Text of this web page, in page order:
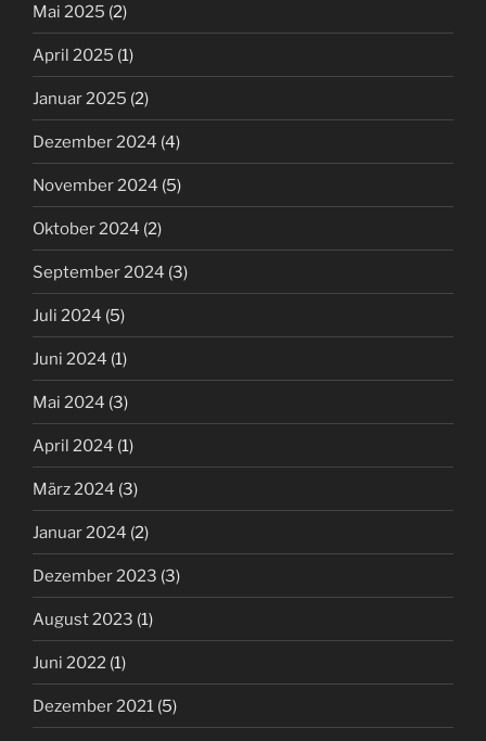
Mai 2025 (2)
April 2025 (1)
Januar 2025 (2)
Dezember 2024 (4)
November 2024 (5)
Oktober 2024 (2)
September 2024 (3)
Juli 2024 (5)
Juni 2024 (1)
Mai 2024 (3)
April 2024 (1)
März 2024 (3)
Januar 2024 (2)
Dezember 2023 (3)
August 2023 (1)
Juni 2022 (1)
Dezember 2021 (5)